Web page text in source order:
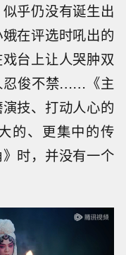
乎仍没有诞生出
在评选时吼出的
台上让人哭肿双
忍俊不禁……《主
技、打动人心的
的、更集中的传
时，并没有一个